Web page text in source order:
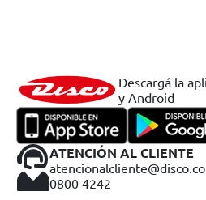
Descargá la
y Android
ATENCIÓN AL CLIENTE
0800 4242